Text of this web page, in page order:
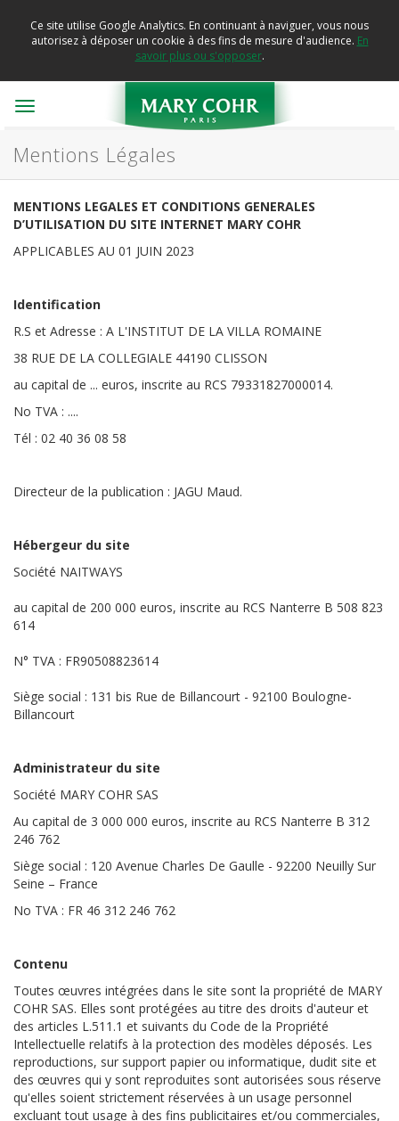
Ce site utilise Google Analytics. En continuant à naviguer, vous nous
autorisez à déposer un cookie à des fins de mesure d'audience. En
savoir plus ou s'opposer.
Toggle
Mentions Légales
MENTIONS LEGALES ET CONDITIONS GENERALES
D’UTILISATION DU SITE INTERNET MARY COHR
APPLICABLES AU 01 JUIN 2023
Identification
R.S et Adresse : A L'INSTITUT DE LA VILLA ROMAINE
38 RUE DE LA COLLEGIALE 44190 CLISSON
au capital de ... euros, inscrite au RCS 79331827000014.
No TVA : ....
Tél : 02 40 36 08 58
Directeur de la publication : JAGU Maud.
Hébergeur du site
Société NAITWAYS
au capital de 200 000 euros, inscrite au RCS Nanterre B 508 823
614
N° TVA : FR90508823614
Siège social : 131 bis Rue de Billancourt - 92100 Boulogne-
Billancourt
Administrateur du site
Société MARY COHR SAS
Au capital de 3 000 000 euros, inscrite au RCS Nanterre B 312
246 762
Siège social : 120 Avenue Charles De Gaulle - 92200 Neuilly Sur
Seine – France
No TVA : FR 46 312 246 762
Contenu
Toutes œuvres intégrées dans le site sont la propriété de MARY
COHR SAS. Elles sont protégées au titre des droits d'auteur et
des articles L.511.1 et suivants du Code de la Propriété
Intellectuelle relatifs à la protection des modèles déposés. Les
reproductions, sur support papier ou informatique, dudit site et
des œuvres qui y sont reproduites sont autorisées sous réserve
qu'elles soient strictement réservées à un usage personnel
excluant tout usage à des fins publicitaires et/ou commerciales,